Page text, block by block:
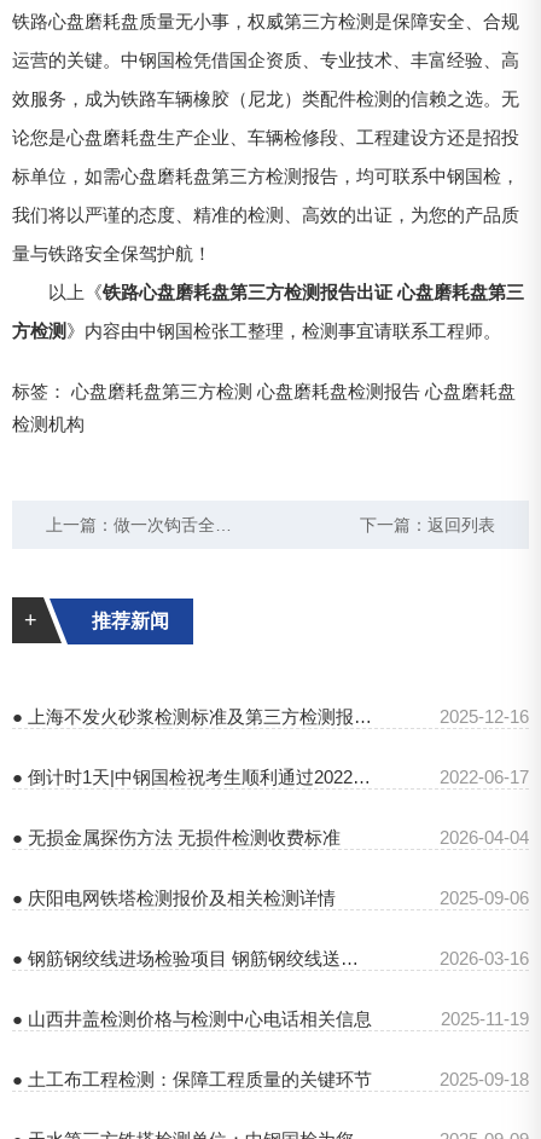
铁路心盘磨耗盘质量无小事，权威第三方检测是保障安全、合规
运营的关键。中钢国检凭借国企资质、专业技术、丰富经验、高
效服务，成为铁路车辆橡胶（尼龙）类配件检测的信赖之选。无
论您是心盘磨耗盘生产企业、车辆检修段、工程建设方还是招投
标单位，如需心盘磨耗盘第三方检测报告，均可联系中钢国检，
我们将以严谨的态度、精准的检测、高效的出证，为您的产品质
量与铁路安全保驾护航！
以上《铁路心盘磨耗盘第三方检测报告出证 心盘磨耗盘第三
方检测 》内容由中钢国检张工整理，检测事宜请联系工程师。
标签： 心盘磨耗盘第三方检测 心盘磨耗盘检测报告 心盘磨耗盘
检测机构
上一篇：做一次钩舌全面检测需要多少钱 钩舌检测报告几天能出 下一篇： 返回列表
+ 推荐新闻
● 上海不发火砂浆检测标准及第三方检测报告相关介绍 2025-12-16
● 倒计时1天|中钢国检祝考生顺利通过2022年公路水运试验检测考试 2022-06-17
● 无损金属探伤方法 无损件检测收费标准 2026-04-04
● 庆阳电网铁塔检测报价及相关检测详情 2025-09-06
● 钢筋钢绞线进场检验项目 钢筋钢绞线送检规范 2026-03-16
● 山西井盖检测价格与检测中心电话相关信息 2025-11-19
● 土工布工程检测：保障工程质量的关键环节 2025-09-18